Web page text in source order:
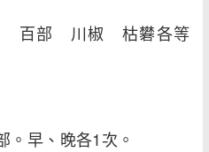
百部 川椒 枯礬各等
。早、晚各1次。